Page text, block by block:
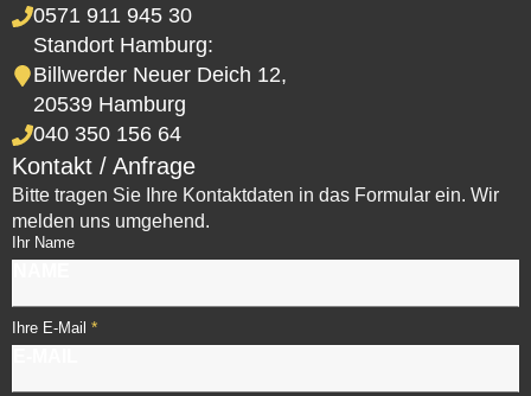
0571 911 945 30
Standort Hamburg:
Billwerder Neuer Deich 12,
20539 Hamburg
040 350 156 64
Kontakt / Anfrage
Bitte tragen Sie Ihre Kontaktdaten in das Formular ein. Wir
melden uns umgehend.
Ihr Name
Ihre E-Mail *